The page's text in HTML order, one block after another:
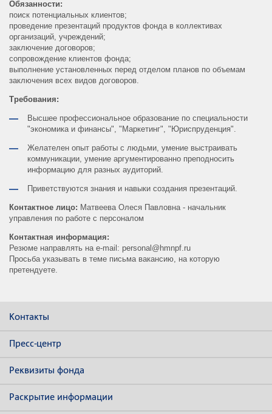
Обязанности:
поиск потенциальных клиентов;
проведение презентаций продуктов фонда в коллективах
организаций, учреждений;
заключение договоров;
сопровождение клиентов фонда;
выполнение установленных перед отделом планов по объемам
заключения всех видов договоров.
Требования:
Высшее профессиональное образование по специальности
"экономика и финансы", "Маркетинг", "Юриспруденция".
Желателен опыт работы с людьми, умение выстраивать
коммуникации, умение аргументированно преподносить
информацию для разных аудиторий.
Приветствуются знания и навыки создания презентаций.
Контактное лицо: Матвеева Олеся Павловна - начальник
управления по работе с персоналом
Контактная информация:
Резюме направлять на e-mail: personal@hmnpf.ru
Просьба указывать в теме письма вакансию, на которую
претендуете.
Контакты
Пресс-центр
Реквизиты фонда
Раскрытие информации